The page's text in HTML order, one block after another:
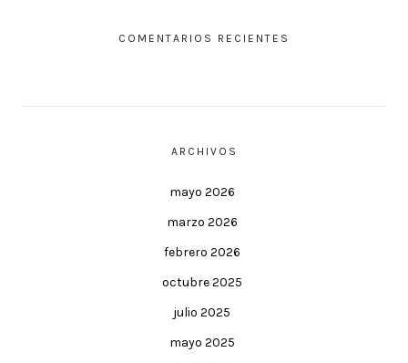
COMENTARIOS RECIENTES
ARCHIVOS
mayo 2026
marzo 2026
febrero 2026
octubre 2025
julio 2025
mayo 2025